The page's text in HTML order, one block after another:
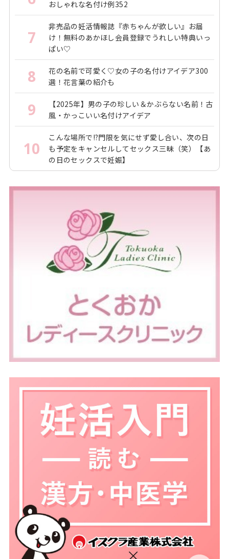
おしゃれな名付け例352
7
非売品の妊活情報誌『赤ちゃんが欲しい』お届
け！無料のあかほし会員登録でうれしい特典いっ
ぱい♡
8
花の名前で可愛く♡女の子の名付けアイデア300
選！花言葉の紹介も
9
【2025年】男の子の珍しい＆かぶらない名前！古
風・かっこいい名付けアイデア
10
こんな場所で!?門限を気にせず愛し合い、次の日
も予定をキャンセルしてセックス三昧（笑）【あ
の日のセックスで妊娠】